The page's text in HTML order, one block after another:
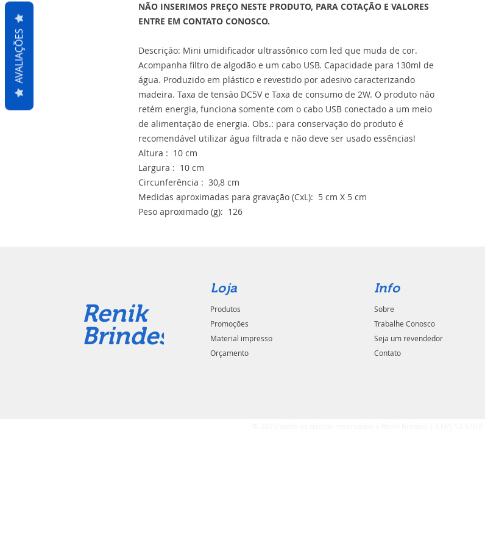
NÃO INSERIMOS PREÇO NESTE PRODUTO, PARA COTAÇÃO E VALORES
ENTRE EM CONTATO CONOSCO.
Descrição: Mini umidificador ultrassônico com led que muda de cor.
Acompanha filtro de algodão e um cabo USB. Capacidade para 130ml de
água. Produzido em plástico e revestido por adesivo caracterizando
madeira. Taxa de tensão DC5V e Taxa de consumo de 2W. O produto não
retém energia, funciona somente com o cabo USB conectado a um meio
de alimentação de energia. Obs.: para conservação do produto é
recomendável utilizar água filtrada e não deve ser usado essências!
Altura : 10 cm
Largura : 10 cm
Circunferência : 30,8 cm
Medidas aproximadas para gravação (CxL): 5 cm X 5 cm
Peso aproximado (g): 126
Renik
Brindes
Loja
Produtos
Promoções
Material impresso
Orçamento
Info
Sobre
Trabalhe Conosco
Seja um revendedor
Contato
AVALIAÇÕES